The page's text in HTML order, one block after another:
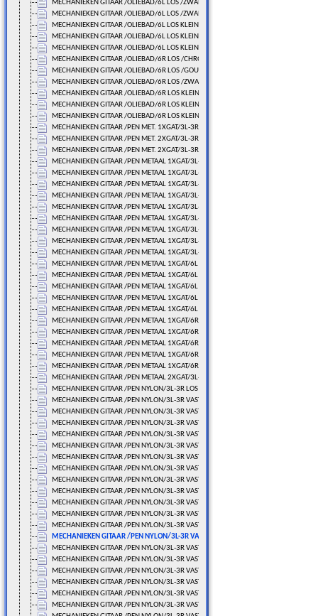
MECHANIEKEN GITAAR /OLIEBAD/6L LOS /ZWART
MECHANIEKEN GITAAR /OLIEBAD/6L LOS /ZWART
MECHANIEKEN GITAAR /OLIEBAD/6L LOS KLEIN/CHROME
MECHANIEKEN GITAAR /OLIEBAD/6L LOS KLEIN/GOUDLAK
MECHANIEKEN GITAAR /OLIEBAD/6L LOS KLEIN/ZWART
MECHANIEKEN GITAAR /OLIEBAD/6R LOS /CHROME
MECHANIEKEN GITAAR /OLIEBAD/6R LOS /GOUDLAK
MECHANIEKEN GITAAR /OLIEBAD/6R LOS /ZWART
MECHANIEKEN GITAAR /OLIEBAD/6R LOS KLEIN/CHROME
MECHANIEKEN GITAAR /OLIEBAD/6R LOS KLEIN/GOUDLAK
MECHANIEKEN GITAAR /OLIEBAD/6R LOS KLEIN/ZWART
MECHANIEKEN GITAAR /PEN MET. 1XGAT/3L-3R VAST
MECHANIEKEN GITAAR /PEN MET. 2XGAT/3L-3R VAST
MECHANIEKEN GITAAR /PEN MET. 2XGAT/3L-3R VAST
MECHANIEKEN GITAAR /PEN METAAL 1XGAT/3L-3R LOS
MECHANIEKEN GITAAR /PEN METAAL 1XGAT/3L-3R LOS
MECHANIEKEN GITAAR /PEN METAAL 1XGAT/3L-3R LOS
MECHANIEKEN GITAAR /PEN METAAL 1XGAT/3L-3R LOS
MECHANIEKEN GITAAR /PEN METAAL 1XGAT/3L-3R LOS
MECHANIEKEN GITAAR /PEN METAAL 1XGAT/3L-3R LOS
MECHANIEKEN GITAAR /PEN METAAL 1XGAT/3L-3R LOS
MECHANIEKEN GITAAR /PEN METAAL 1XGAT/3L-3R LOS
MECHANIEKEN GITAAR /PEN METAAL 1XGAT/3L-3R LOS
MECHANIEKEN GITAAR /PEN METAAL 1XGAT/6L LOS
MECHANIEKEN GITAAR /PEN METAAL 1XGAT/6L LOS
MECHANIEKEN GITAAR /PEN METAAL 1XGAT/6L LOS
MECHANIEKEN GITAAR /PEN METAAL 1XGAT/6L LOS
MECHANIEKEN GITAAR /PEN METAAL 1XGAT/6L LOS
MECHANIEKEN GITAAR /PEN METAAL 1XGAT/6R LOS
MECHANIEKEN GITAAR /PEN METAAL 1XGAT/6R LOS
MECHANIEKEN GITAAR /PEN METAAL 1XGAT/6R LOS
MECHANIEKEN GITAAR /PEN METAAL 1XGAT/6R LOS
MECHANIEKEN GITAAR /PEN METAAL 1XGAT/6R LOS
MECHANIEKEN GITAAR /PEN METAAL 2XGAT/3L-3R LOS
MECHANIEKEN GITAAR /PEN NYLON/3L-3R LOS
MECHANIEKEN GITAAR /PEN NYLON/3L-3R VAST/70 MM.
MECHANIEKEN GITAAR /PEN NYLON/3L-3R VAST/70 MM.
MECHANIEKEN GITAAR /PEN NYLON/3L-3R VAST/70 MM.
MECHANIEKEN GITAAR /PEN NYLON/3L-3R VAST/70 MM.
MECHANIEKEN GITAAR /PEN NYLON/3L-3R VAST/70 MM.
MECHANIEKEN GITAAR /PEN NYLON/3L-3R VAST/70 MM.
MECHANIEKEN GITAAR /PEN NYLON/3L-3R VAST/70 MM.
MECHANIEKEN GITAAR /PEN NYLON/3L-3R VAST/70 MM.
MECHANIEKEN GITAAR /PEN NYLON/3L-3R VAST/70 MM.
MECHANIEKEN GITAAR /PEN NYLON/3L-3R VAST/70 MM.
MECHANIEKEN GITAAR /PEN NYLON/3L-3R VAST/70 MM.
MECHANIEKEN GITAAR /PEN NYLON/3L-3R VAST/70 MM.
MECHANIEKEN GITAAR /PEN NYLON/3L-3R VAST/70 MM.
MECHANIEKEN GITAAR /PEN NYLON/3L-3R VAST/70 MM.
MECHANIEKEN GITAAR /PEN NYLON/3L-3R VAST/70 MM.
MECHANIEKEN GITAAR /PEN NYLON/3L-3R VAST/70 MM.
MECHANIEKEN GITAAR /PEN NYLON/3L-3R VAST/70 MM.
MECHANIEKEN GITAAR /PEN NYLON/3L-3R VAST/70 MM.
MECHANIEKEN GITAAR /PEN NYLON/3L-3R VAST/71 MM.